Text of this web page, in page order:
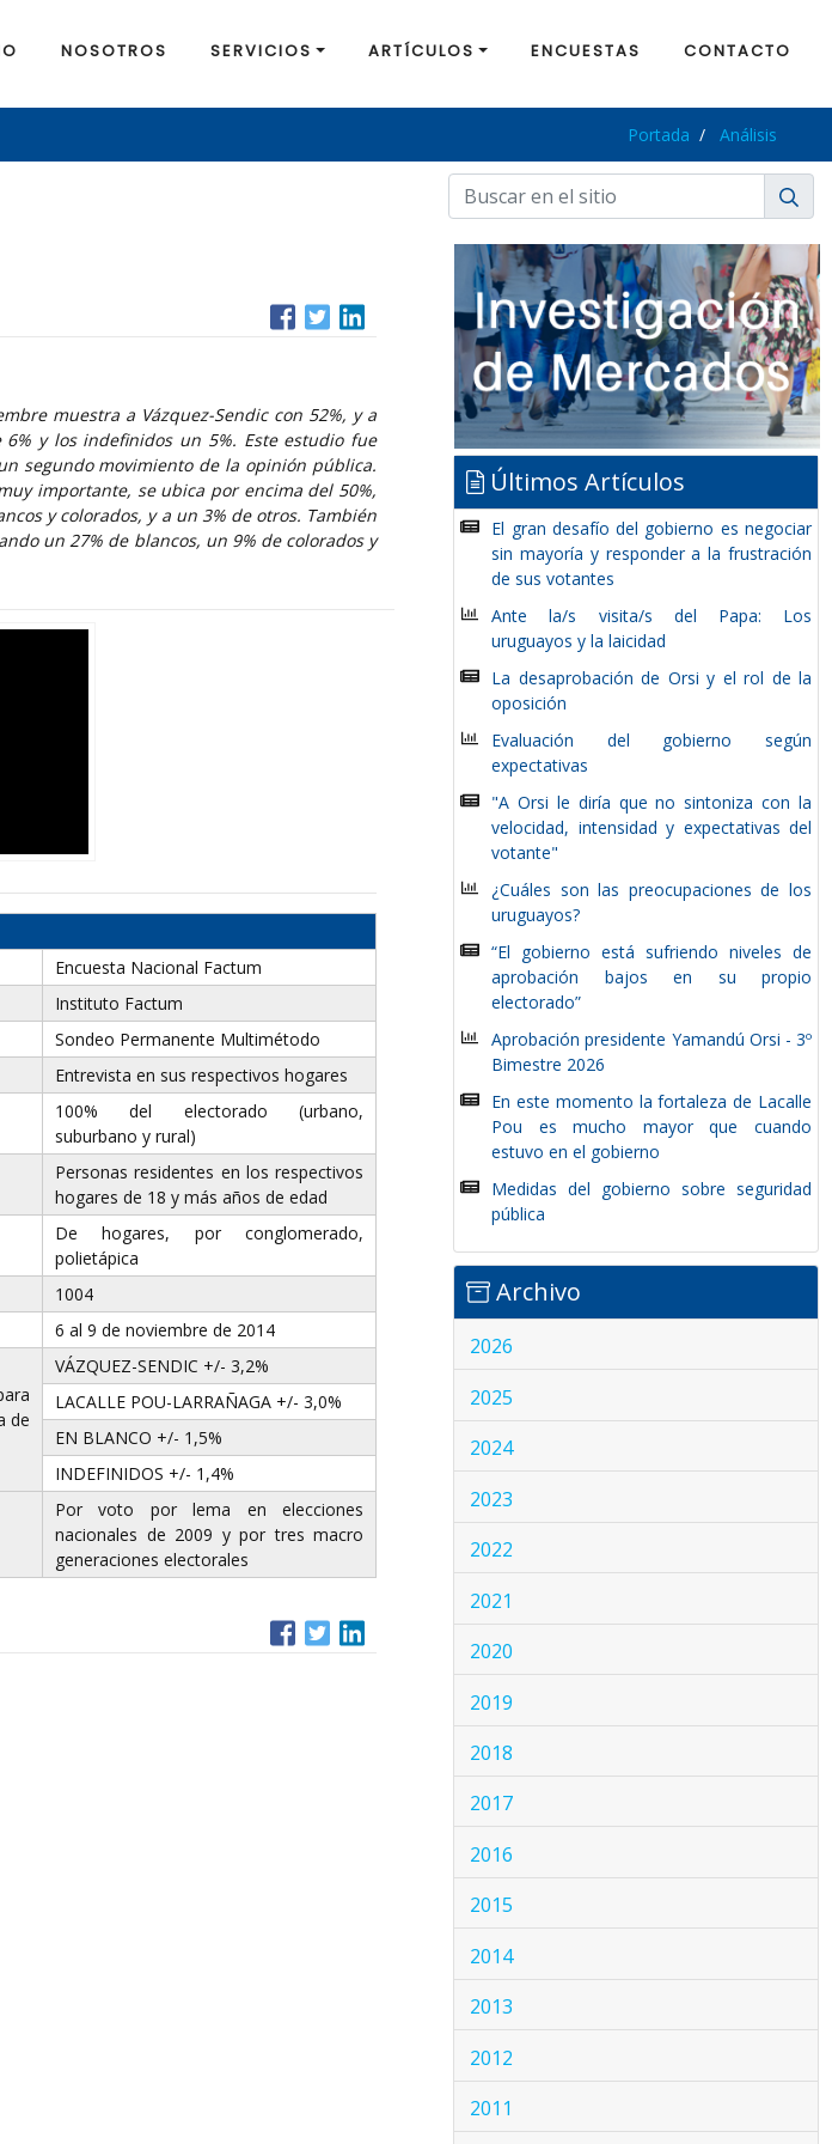
NOSOTROS SERVICIOS ARTÍCULOS ENCUESTAS CONTACTO
Portada Análisis
muestra a Vázquez-Sendic con 52%, y a
y los indefinidos un 5%. Este estudio fue
segundo movimiento de la opinión pública.
importante, se ubica por encima del 50%,
y colorados, y a un 3% de otros. También
un 27% de blancos, un 9% de colorados y
Encuesta Nacional Factum
Instituto Factum
Sondeo Permanente Multimétodo
Entrevista en sus respectivos hogares
100% del electorado (urbano,
suburbano y rural)
Personas residentes en los respectivos
hogares de 18 y más años de edad
De hogares, por conglomerado,
polietápica
1004
6 al 9 de noviembre de 2014
de
VÁZQUEZ-SENDIC +/- 3,2%
LACALLE POU-LARRAÑAGA +/- 3,0%
EN BLANCO +/- 1,5%
INDEFINIDOS +/- 1,4%
Por voto por lema en elecciones
nacionales de 2009 y por tres macro
generaciones electorales
Últimos Artículos
El gran desafío del gobierno es negociar
sin mayoría y responder a la frustración
de sus votantes
Ante la/s visita/s del Papa: Los
uruguayos y la laicidad
La desaprobación de Orsi y el rol de la
oposición
Evaluación del gobierno según
expectativas
"A Orsi le diría que no sintoniza con la
velocidad, intensidad y expectativas del
votante"
¿Cuáles son las preocupaciones de los
uruguayos?
“El gobierno está sufriendo niveles de
aprobación bajos en su propio
electorado”
Aprobación presidente Yamandú Orsi - 3º
Bimestre 2026
En este momento la fortaleza de Lacalle
Pou es mucho mayor que cuando
estuvo en el gobierno
Medidas del gobierno sobre seguridad
pública
Archivo
2026
2025
2024
2023
2022
2021
2020
2019
2018
2017
2016
2015
2014
2013
2012
2011